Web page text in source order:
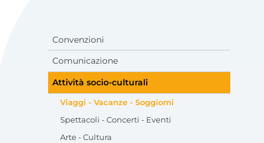
Convenzioni
Comunicazione
Attività socio-culturali
Viaggi - Vacanze - Soggiorni
Spettacoli - Concerti - Eventi
Arte - Cultura